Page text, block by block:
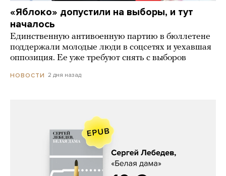
«Яблоко» допустили на выборы, и тут
началось
Единственную антивоенную партию в бюллетене
поддержали молодые люди в соцсетях и уехавшая
оппозиция. Ее уже требуют снять с выборов
НОВОСТИ 2 дня назад